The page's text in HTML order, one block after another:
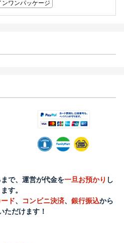
ンワンパッケージ
で、運営が代金を一旦お預かり し
ます。
ド、 コンビニ決済、 銀行振込から
ただけます！